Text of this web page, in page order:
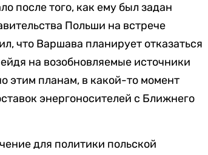
после того, как ему был задан
Польши на встрече
что Варшава планирует отказаться
на возобновляемые источники
этим планам, в какой-то момент
энергоносителей с Ближнего
для политики польской